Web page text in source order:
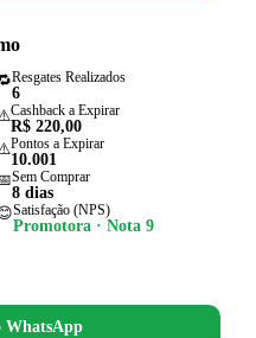
Resgates Realizados
6
Cashback a Expirar
R$ 220,00
Pontos a Expirar
10.001
Sem Comprar
8 dias
Satisfação (NPS)
Promotora · Nota 9
WhatsApp